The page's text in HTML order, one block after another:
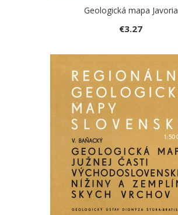
Geologická mapa Javoria
€3.27